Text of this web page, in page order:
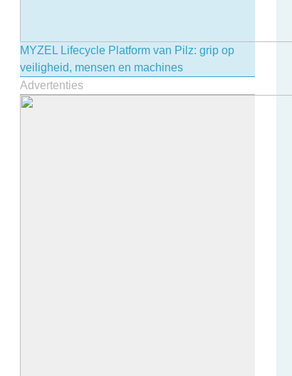
MYZEL Lifecycle Platform van Pilz: grip op
veiligheid, mensen en machines
Advertenties